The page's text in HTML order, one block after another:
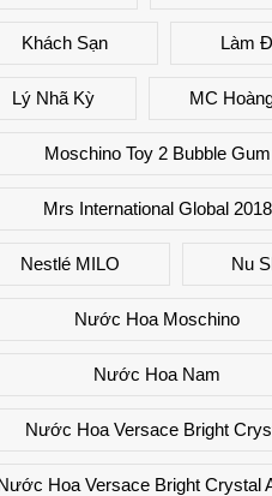
Khách Sạn Làm
Lý Nhã Kỳ MC
Moschino Toy 2 Bubble Gum
Mrs International Global 2018
Nestlé MILO Nu
Nước Hoa Moschino
Nước Hoa Nam
Nước Hoa Versace Bright
Hoa Versace Bright Crystal